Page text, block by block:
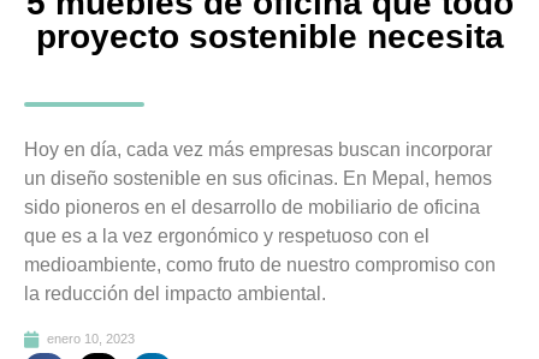
proyecto sostenible necesita
Hoy en día, cada vez más empresas buscan incorporar
un diseño sostenible en sus oficinas. En Mepal, hemos
sido pioneros en el desarrollo de mobiliario de oficina
que es a la vez ergonómico y respetuoso con el
medioambiente, como fruto de nuestro compromiso con
la reducción del impacto ambiental.
enero 10, 2023